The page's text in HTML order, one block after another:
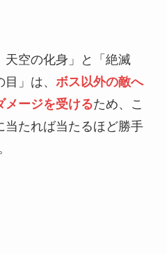
天空の化身」と「絶滅
」は、 ボス以外の敵へ
メージを受けるため、こ
当たれば当たるほど勝手